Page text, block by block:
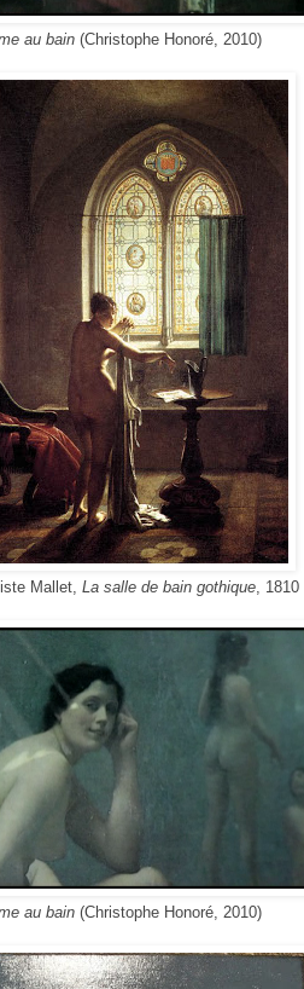
au bain (Christophe Honoré, 2010)
Mallet, La salle de bain gothique, 1810
au bain (Christophe Honoré, 2010)